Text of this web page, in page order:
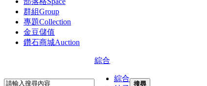
群組Group
專題Collection
金豆儲值
鑽石商城Auction
綜合
綜合
搜尋